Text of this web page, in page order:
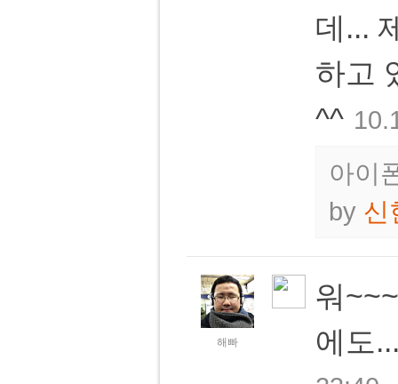
데...
하고
^^
아이
by 신
해빠
워
에도